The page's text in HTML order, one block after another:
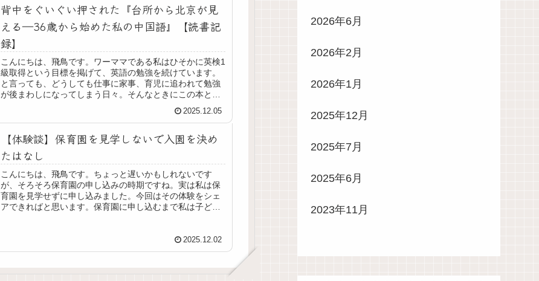
背中をぐいぐい押された『台所から北京が見
える―36歳から始めた私の中国語』【読書記
録】
こんにちは、飛鳥です。ワーママである私はひそかに英検1
級取得という目標を掲げて、英語の勉強を続けています。
と言っても、どうしても仕事に家事、育児に追われて勉強
が後まわしになってしまう日々。そんなときにこの本と出
2025.12.05
【体験談】保育園を見学しないで入園を決め
たはなし
こんにちは、飛鳥です。ちょっと遅いかもしれないです
が、そろそろ保育園の申し込みの時期ですね。実は私は保
育園を見学せずに申し込みました。今回はその体験をシェ
アできればと思います。保育園に申し込むまで私は子ども
2025.12.02
2026年6月
2026年2月
2026年1月
2025年12月
2025年7月
2025年6月
2023年11月